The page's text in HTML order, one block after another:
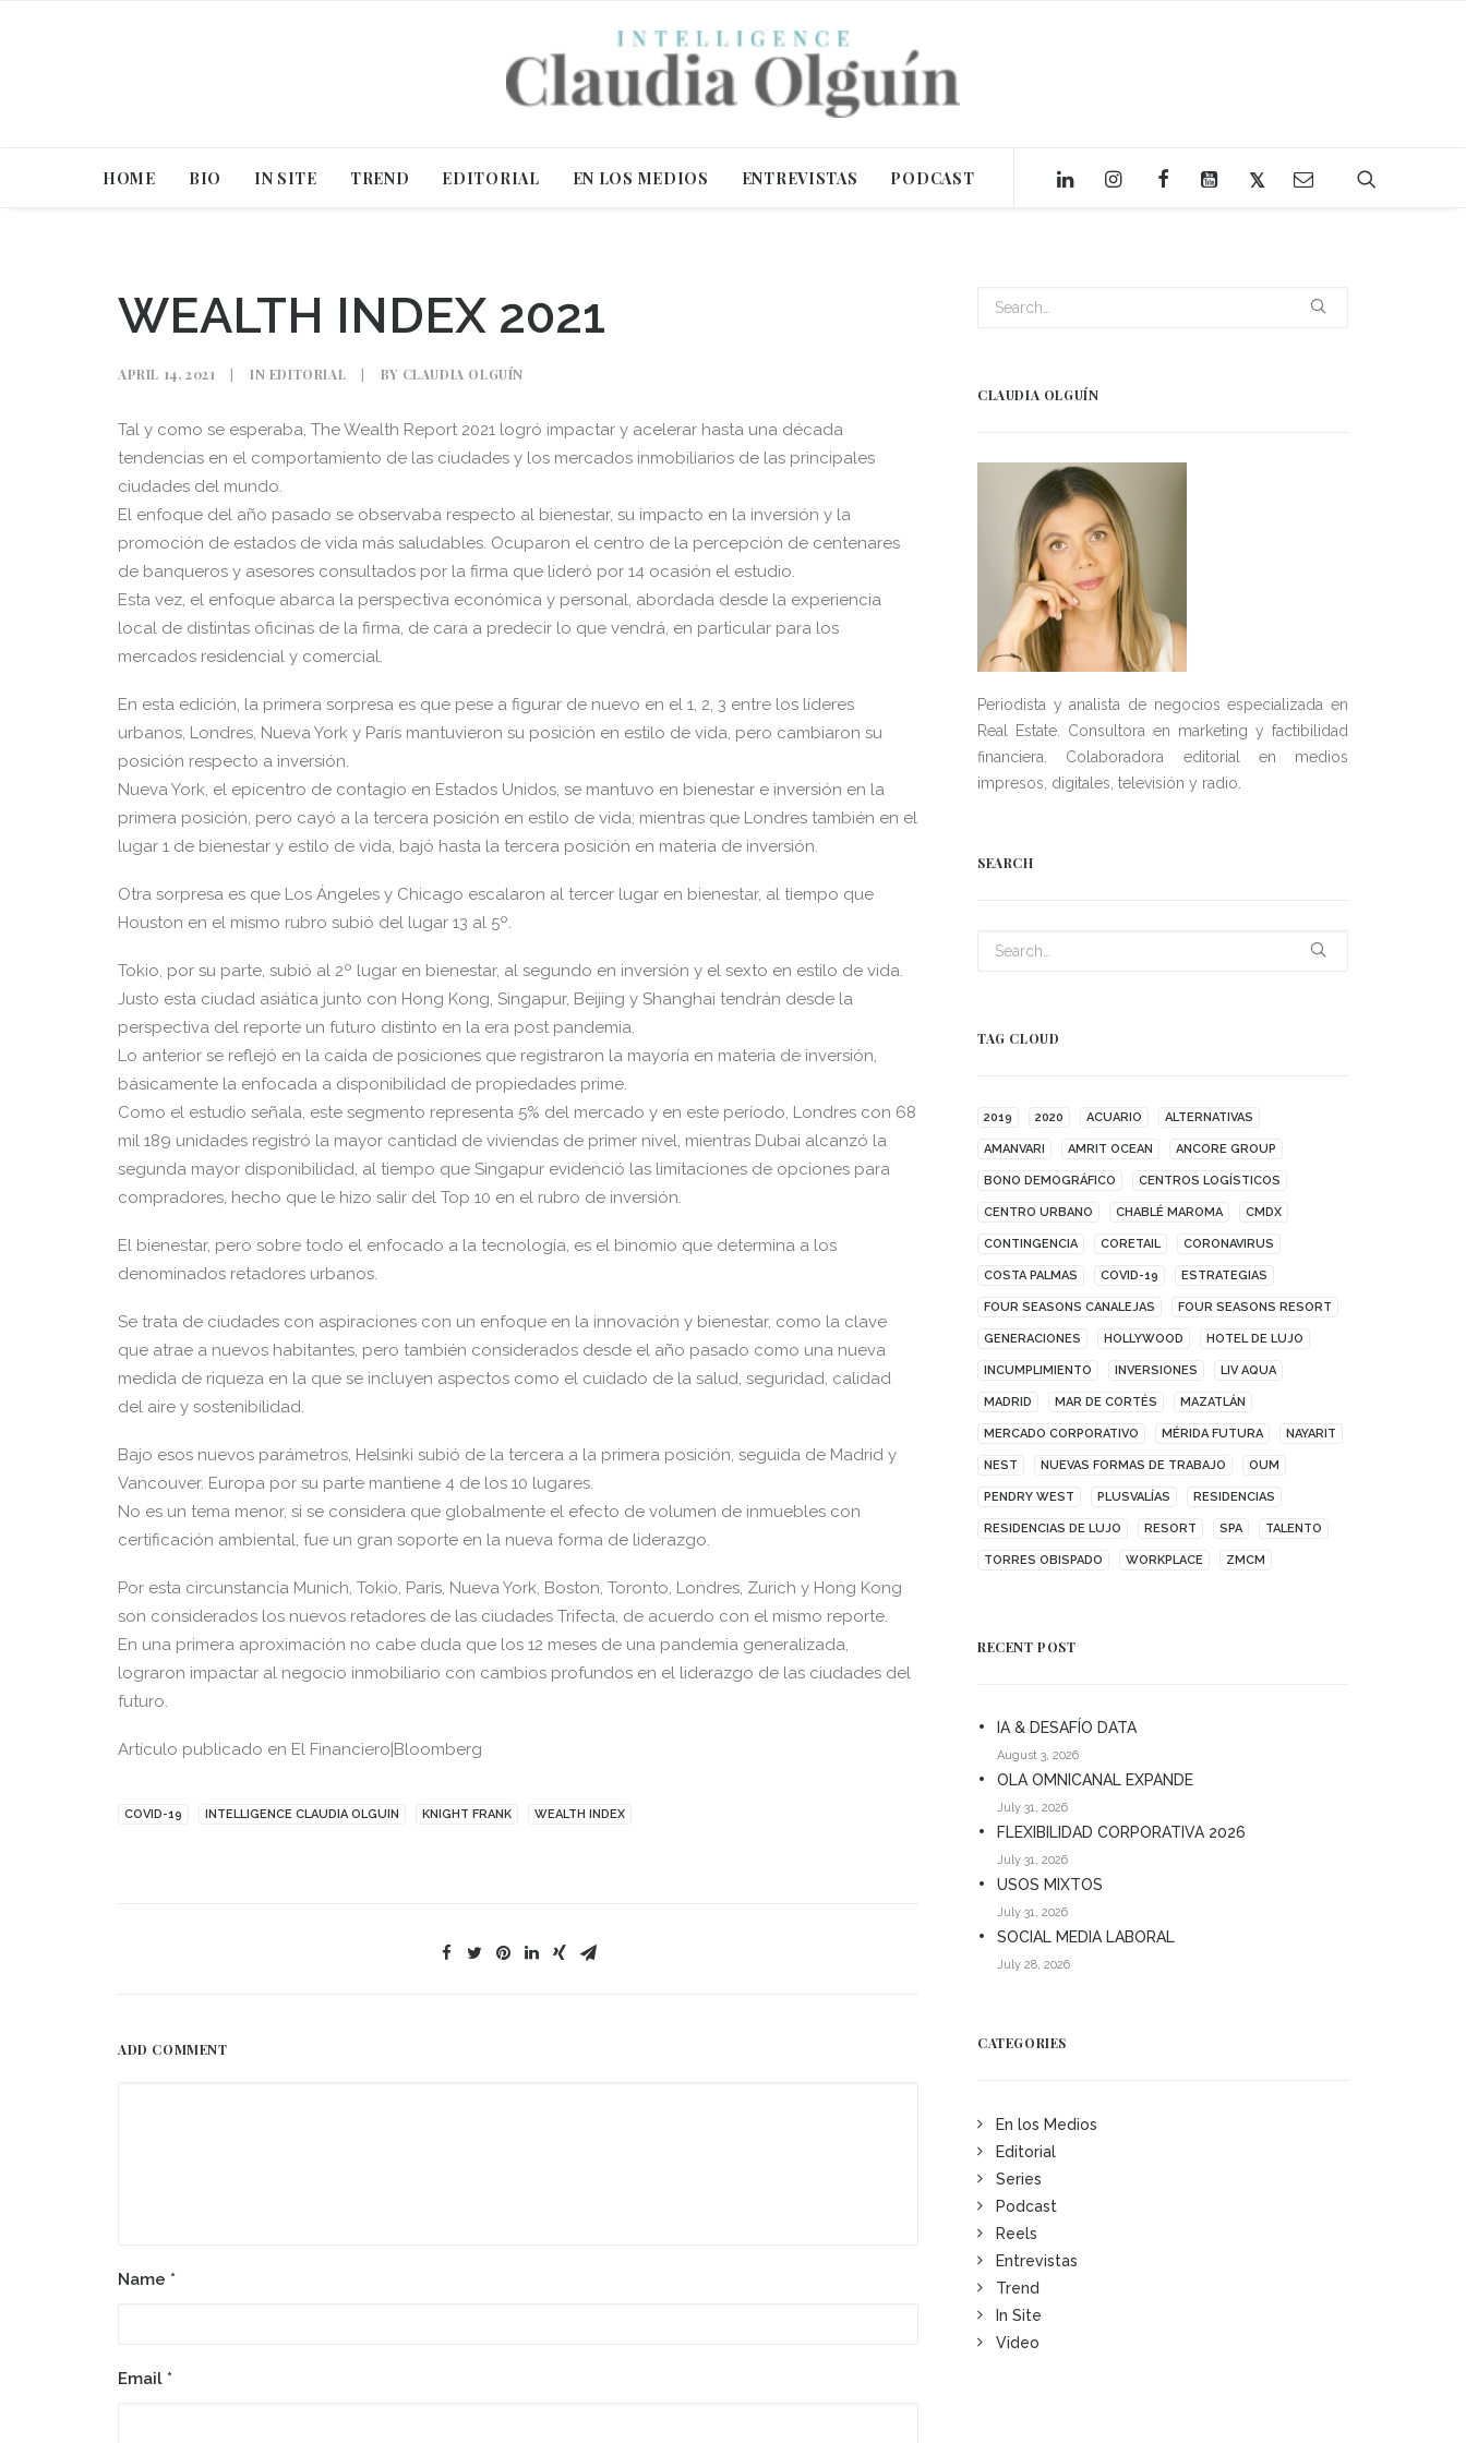
HOME BIO IN SITE TREND EDITORIAL EN LOS MEDIOS ENTREVISTAS PODCAST
WEALTH INDEX 2021
APRIL 14, 2021 | IN EDITORIAL | BY CLAUDIA OLGUÍN
Tal y como se esperaba, The Wealth Report 2021 logró impactar y acelerar hasta una década
tendencias en el comportamiento de las ciudades y los mercados inmobiliarios de las principales
ciudades del mundo.
El enfoque del año pasado se observaba respecto al bienestar, su impacto en la inversión y la
promoción de estados de vida más saludables. Ocuparon el centro de la percepción de centenares
de banqueros y asesores consultados por la firma que lideró por 14 ocasión el estudio.
Esta vez, el enfoque abarca la perspectiva económica y personal, abordada desde la experiencia
local de distintas oficinas de la firma, de cara a predecir lo que vendrá, en particular para los
mercados residencial y comercial.
En esta edición, la primera sorpresa es que pese a figurar de nuevo en el 1, 2, 3 entre los líderes
urbanos, Londres, Nueva York y París mantuvieron su posición en estilo de vida, pero cambiaron su
posición respecto a inversión.
Nueva York, el epicentro de contagio en Estados Unidos, se mantuvo en bienestar e inversión en la
primera posición, pero cayó a la tercera posición en estilo de vida; mientras que Londres también en el
lugar 1 de bienestar y estilo de vida, bajó hasta la tercera posición en materia de inversión.
Otra sorpresa es que Los Ángeles y Chicago escalaron al tercer lugar en bienestar, al tiempo que
Houston en el mismo rubro subió del lugar 13 al 5º.
Tokio, por su parte, subió al 2º lugar en bienestar, al segundo en inversión y el sexto en estilo de vida.
Justo esta ciudad asiática junto con Hong Kong, Singapur, Beijing y Shanghai tendrán desde la
perspectiva del reporte un futuro distinto en la era post pandemia.
Lo anterior se reflejó en la caída de posiciones que registraron la mayoría en materia de inversión,
básicamente la enfocada a disponibilidad de propiedades prime.
Como el estudio señala, este segmento representa 5% del mercado y en este período, Londres con 68
mil 189 unidades registró la mayor cantidad de viviendas de primer nivel, mientras Dubai alcanzó la
segunda mayor disponibilidad, al tiempo que Singapur evidenció las limitaciones de opciones para
compradores, hecho que le hizo salir del Top 10 en el rubro de inversión.
El bienestar, pero sobre todo el enfocado a la tecnología, es el binomio que determina a los
denominados retadores urbanos.
Se trata de ciudades con aspiraciones con un enfoque en la innovación y bienestar, como la clave
que atrae a nuevos habitantes, pero también considerados desde el año pasado como una nueva
medida de riqueza en la que se incluyen aspectos como el cuidado de la salud, seguridad, calidad
del aire y sostenibilidad.
Bajo esos nuevos parámetros, Helsinki subió de la tercera a la primera posición, seguida de Madrid y
Vancouver. Europa por su parte mantiene 4 de los 10 lugares.
No es un tema menor, si se considera que globalmente el efecto de volumen de inmuebles con
certificación ambiental, fue un gran soporte en la nueva forma de liderazgo.
Por esta circunstancia Munich, Tokio, París, Nueva York, Boston, Toronto, Londres, Zurich y Hong Kong
son considerados los nuevos retadores de las ciudades Trifecta, de acuerdo con el mismo reporte.
En una primera aproximación no cabe duda que los 12 meses de una pandemia generalizada,
lograron impactar al negocio inmobiliario con cambios profundos en el liderazgo de las ciudades del
futuro.
Artículo publicado en El Financiero|Bloomberg
COVID-19 INTELLIGENCE CLAUDIA OLGUIN KNIGHT FRANK WEALTH INDEX
ADD COMMENT
Name *
Email *
CLAUDIA OLGUÍN
Periodista y analista de negocios especializada en
Real Estate. Consultora en marketing y factibilidad
financiera. Colaboradora editorial en medios
impresos, digitales, televisión y radio.
SEARCH
TAG CLOUD
2019 2020 ACUARIO ALTERNATIVAS
AMANVARI AMRIT OCEAN ANCORE GROUP
BONO DEMOGRÁFICO CENTROS LOGÍSTICOS
CENTRO URBANO CHABLÉ MAROMA CMDX
CONTINGENCIA CORETAIL CORONAVIRUS
COSTA PALMAS COVID-19 ESTRATEGIAS
FOUR SEASONS CANALEJAS FOUR SEASONS RESORT
GENERACIONES HOLLYWOOD HOTEL DE LUJO
INCUMPLIMIENTO INVERSIONES LIV AQUA
MADRID MAR DE CORTÉS MAZATLÁN
MERCADO CORPORATIVO MÉRIDA FUTURA NAYARIT
NEST NUEVAS FORMAS DE TRABAJO OUM
PENDRY WEST PLUSVALÍAS RESIDENCIAS
RESIDENCIAS DE LUJO RESORT SPA TALENTO
TORRES OBISPADO WORKPLACE ZMCM
RECENT POST
IA & DESAFÍO DATA
August 3, 2026
OLA OMNICANAL EXPANDE
July 31, 2026
FLEXIBILIDAD CORPORATIVA 2026
July 31, 2026
USOS MIXTOS
July 31, 2026
SOCIAL MEDIA LABORAL
July 28, 2026
CATEGORIES
En los Medios
Editorial
Series
Podcast
Reels
Entrevistas
Trend
In Site
Video